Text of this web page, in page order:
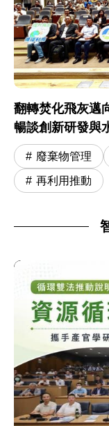
翻轉焚化飛灰邁向循環經濟 環
暢談創新研發與
廢棄物管理
再利用推動